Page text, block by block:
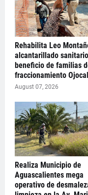
Rehabilita Leo
alcantarillado
beneficio de familias
fraccionamiento
August 07, 2026
Realiza Municipio de
Aguascalientes mega
operativo de